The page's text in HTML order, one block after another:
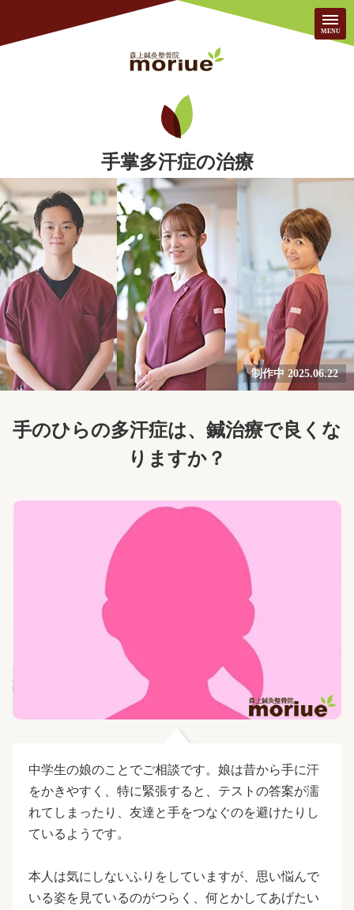
HOME
院のご紹介 患者様の声
施術案内/料⾦
はじめての方へ 求人/募集
手掌多汗症の治療
制作中 2025.06.22
手のひらの多汗症は、鍼治療で良くな
りますか？
中学生の娘のことでご相談です。娘は昔から手に汗
をかきやすく、特に緊張すると、テストの答案が濡
れてしまったり、友達と手をつなぐのを避けたりし
ているようです。
本人は気にしないふりをしていますが、思い悩んで
いる姿を見ているのがつらく、何とかしてあげたい